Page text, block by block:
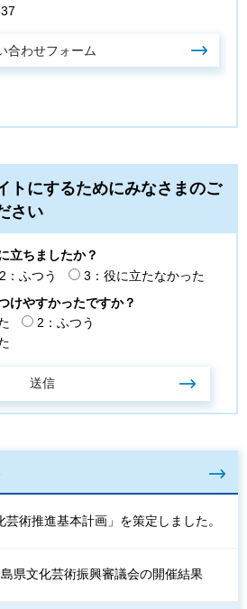
トにするためにみなさまのご
さい
立ちましたか？
2：ふつう
3：役に立たなかった
けやすかったですか？
2：ふつう
芸術推進基本計画」を策定しました。
県文化芸術振興審議会の開催結果